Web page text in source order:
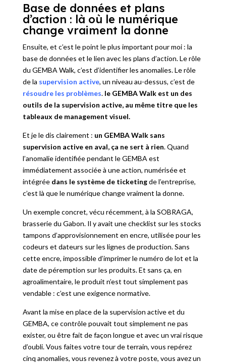
Base de données et plans
d’action : là où le numérique
change vraiment la donne
Ensuite, et c’est le point le plus important pour moi : la
base de données et le lien avec les plans d’action. Le rôle
du GEMBA Walk, c’est d’identifier les anomalies. Le rôle
de la supervision active, un niveau au-dessus, c’est de
résoudre les problèmes. le GEMBA Walk est un des
outils de la supervision active, au même titre que les
tableaux de management visuel.
Et je le dis clairement : un GEMBA Walk sans
supervision active en aval, ça ne sert à rien. Quand
l’anomalie identifiée pendant le GEMBA est
immédiatement associée à une action, numérisée et
intégrée dans le système de ticketingde l’entreprise,
c’est là que le numérique change vraiment la donne.
Un exemple concret, vécu récemment, à la SOBRAGA,
brasserie du Gabon. Il y avait une checklist sur les stocks
tampons d’approvisionnement en encre, utilisée pour les
codeurs et dateurs sur les lignes de production. Sans
cette encre, impossible d’imprimer le numéro de lot et la
date de péremption sur les produits. Et sans ça, en
agroalimentaire, le produit n’est tout simplement pas
vendable : c’est une exigence normative.
Avant la mise en place de la supervision active et du
GEMBA, ce contrôle pouvait tout simplement ne pas
exister, ou être fait de façon longue et avec un vrai risque
d’oubli. Vous faites votre tour de terrain, vous repérez
cinq anomalies, vous revenez à votre poste, vous avez un